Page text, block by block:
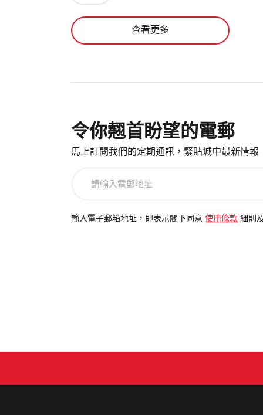
查看更多
令你翹首盼望的電郵
馬上訂閱我們的定期通訊，緊貼城中最新情報
電
輸入電子郵箱地址，即表示閣下同意 使用條款 細則